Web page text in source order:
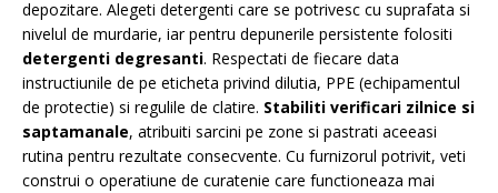
depozitare. Alegeti detergenti care se potrivesc cu suprafata si
nivelul de murdarie, iar pentru depunerile persistente folositi
detergenti degresanti. Respectati de fiecare data
instructiunile de pe eticheta privind dilutia, PPE (echipamentul
de protectie) si regulile de clatire. Stabiliti verificari zilnice si
saptamanale, atribuiti sarcini pe zone si pastrati aceeasi
rutina pentru rezultate consecvente. Cu furnizorul potrivit, veti
construi o operatiune de curatenie care functioneaza mai